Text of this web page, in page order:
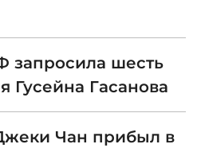
запросила шесть
Гусейна Гасанова
Чан прибыл в